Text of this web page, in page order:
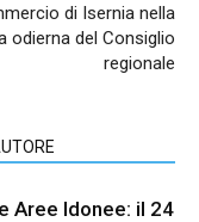
di Isernia nella
odierna del Consiglio
regionale
Aree Idonee: il 24